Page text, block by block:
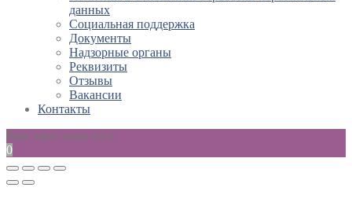
данных
Социальная поддержка
Документы
Надзорные органы
Реквизиты
Отзывы
Вакансии
Контакты
Ваш заказ пока пуст
0